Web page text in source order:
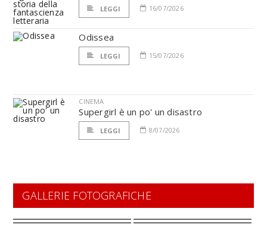
LEGGI 16/07/2026
Odissea
LEGGI 15/07/2026
CINEMA
Supergirl è un po' un disastro
LEGGI 8/07/2026
GALLERIE FOTOGRAFICHE